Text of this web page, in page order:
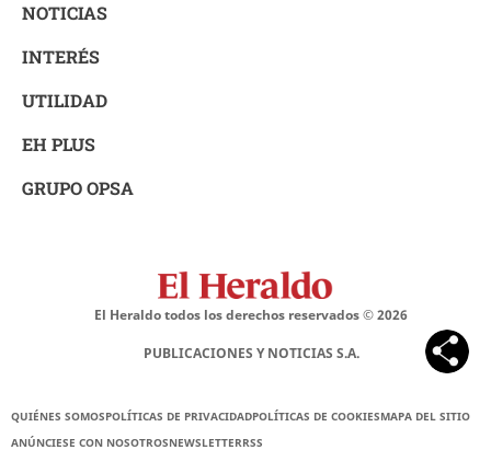
NOTICIAS
INTERÉS
UTILIDAD
EH PLUS
GRUPO OPSA
El Heraldo todos los derechos reservados ©2026
PUBLICACIONES Y NOTICIAS S.A.
QUIÉNES SOMOSPOLÍTICAS DE PRIVACIDADPOLÍTICAS DE COOKIESMAPA DEL SITIO
ANÚNCIESE CON NOSOTROSNEWSLETTERRSS